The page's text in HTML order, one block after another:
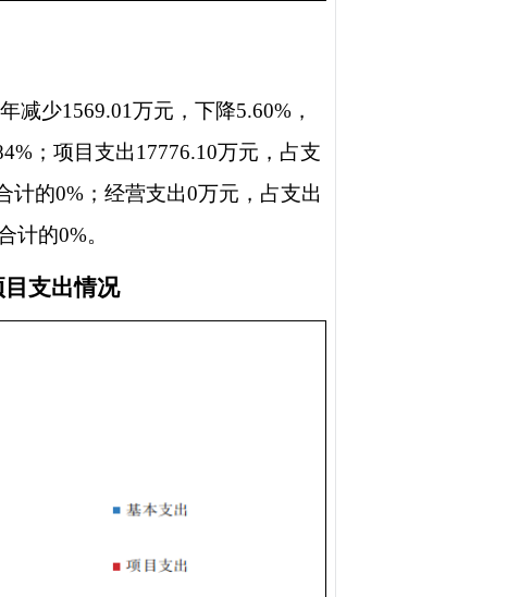
减少1569.01万元，下降5.60%，
；项目支出17776.10万元，占支
计的0%；经营支出0万元，占支出
计的0%。
目支出情况